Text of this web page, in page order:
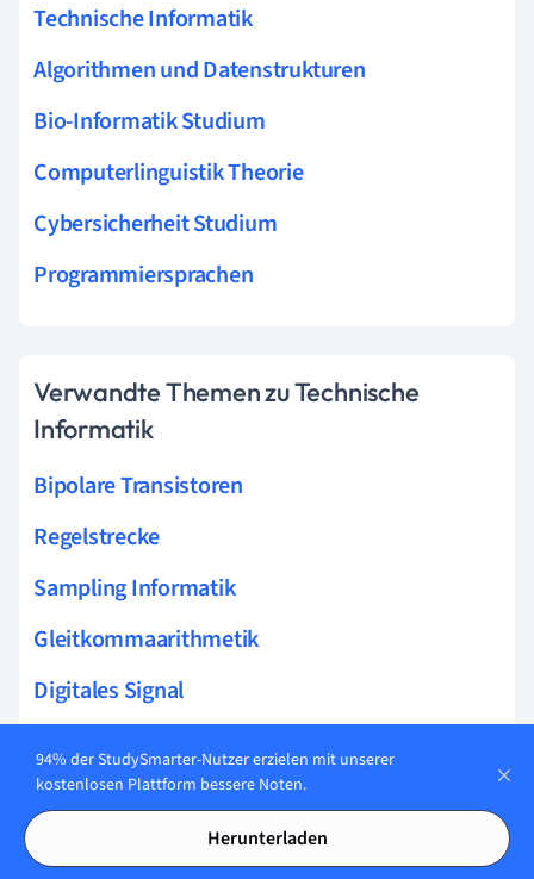
Technische Informatik
Algorithmen und Datenstrukturen
Bio-Informatik Studium
Computerlinguistik Theorie
Cybersicherheit Studium
Programmiersprachen
Verwandte Themen zu Technische
Informatik
Bipolare Transistoren
Regelstrecke
Sampling Informatik
Gleitkommaarithmetik
Digitales Signal
Speicherzelle
Flip-Flop Schaltung
94% der StudySmarter-Nutzer erzielen mit unserer
kostenlosen Plattform bessere Noten.
Herunterladen